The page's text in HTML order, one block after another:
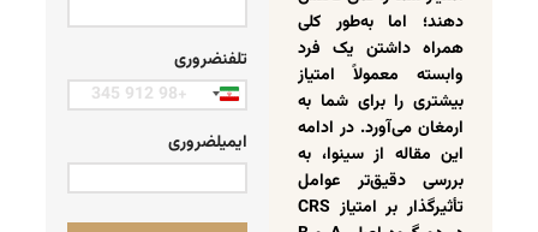
دهند؛ اما به‌طور کلی
همراه داشتن یک فرد
وابسته معمولاً امتیاز
بیشتری را برای شما به
ارمغان می‌آورد. در ادامه
این مقاله از سینوا، به
بررسی دقیق‌تر عوامل
تأثیرگذار بر امتیاز CRS
تلفنضروری
Iran
ایمیلضروری